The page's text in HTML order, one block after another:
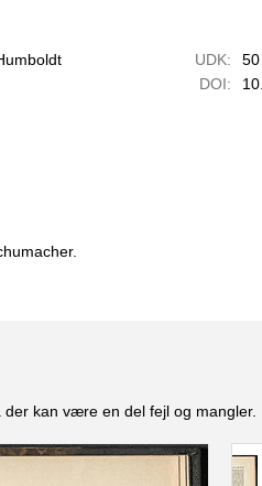
UDK:
50
DOI:
kan være en del fejl og mangler.